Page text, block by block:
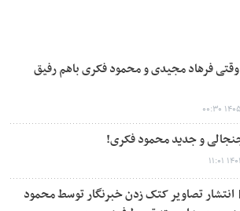
فرهاد مجیدی و محمود فکری باهم رفیق
۰۰:۳۰
و جدید محمود فکری!
انتشار تصاویر کتک زدن خبرنگار توسط محمود